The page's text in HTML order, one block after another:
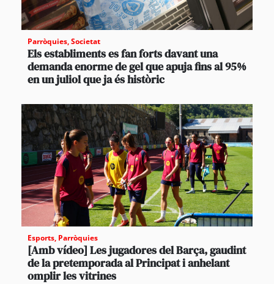
Parròquies,Societat
Els establiments es fan forts davant una
demanda enorme de gel que apuja fins al 95%
en un juliol que ja és històric
Esports, Parròquies
[Amb vídeo] Les jugadores del Barça, gaudint
de la pretemporada al Principat i anhelant
omplir les vitrines